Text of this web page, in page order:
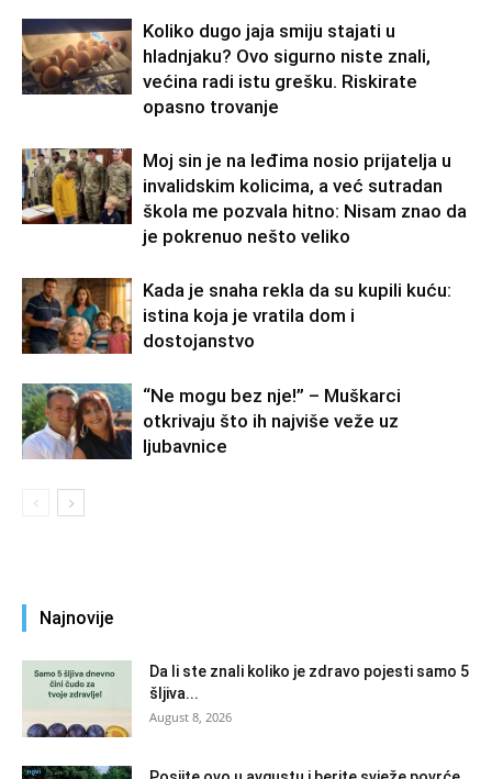
Koliko dugo jaja smiju stajati u
hladnjaku? Ovo sigurno niste znali,
većina radi istu grešku. Riskirate
opasno trovanje
Moj sin je na leđima nosio prijatelja u
invalidskim kolicima, a već sutradan
škola me pozvala hitno: Nisam znao da
je pokrenuo nešto veliko
Kada je snaha rekla da su kupili kuću:
istina koja je vratila dom i
dostojanstvo
“Ne mogu bez nje!” – Muškarci
otkrivaju što ih najviše veže uz
ljubavnice
Najnovije
Da li ste znali koliko je zdravo pojesti samo 5
šljiva...
August 8, 2026